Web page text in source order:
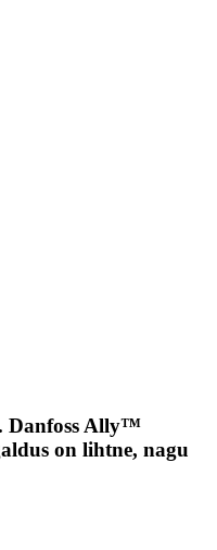
Danfoss Ally™
on lihtne, nagu